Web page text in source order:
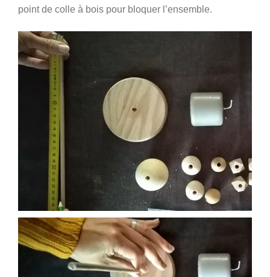
point de colle à bois pour bloquer l’ensemble.